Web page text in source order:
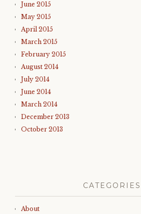
June 2015
May 2015
April 2015
March 2015
February 2015
August 2014
July 2014
June 2014
March 2014
December 2013
October 2013
CATEGORIES
About